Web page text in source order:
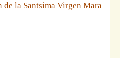
de la Santsima Virgen Mara